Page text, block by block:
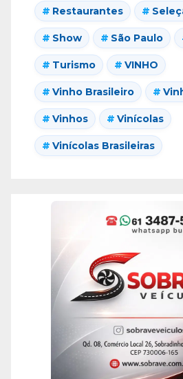
Restaurantes
Show São Paulo
Turismo VINHO
Vinho Brasileiro
Vinhos Vinícolas
Vinícolas Brasileiras